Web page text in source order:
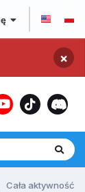
×
Cała aktywność